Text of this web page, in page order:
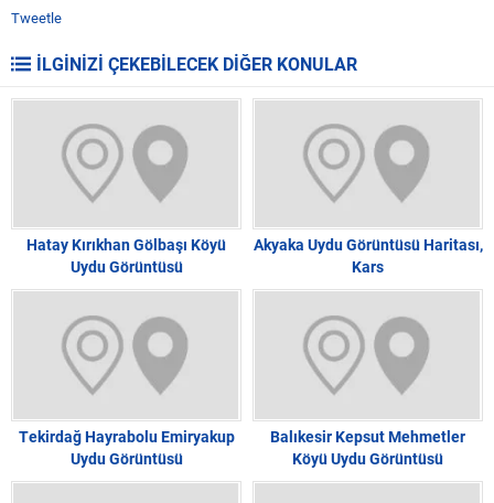
Tweetle
İLGİNİZİ ÇEKEBİLECEK DİĞER KONULAR
Hatay Kırıkhan Gölbaşı Köyü
Uydu Görüntüsü
Akyaka Uydu Görüntüsü Haritası,
Kars
Tekirdağ Hayrabolu Emiryakup
Uydu Görüntüsü
Balıkesir Kepsut Mehmetler
Köyü Uydu Görüntüsü